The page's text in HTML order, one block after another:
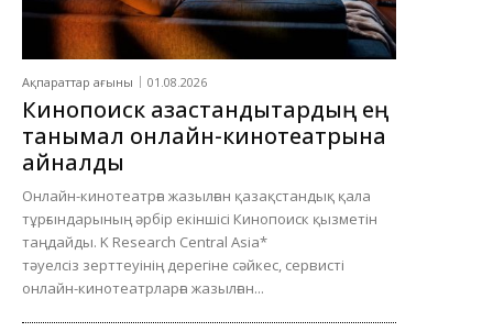
Ақпараттар ағыны 01.08.2026
Кинопоиск қазақстандықтардың ең
танымал онлайн-кинотеатрына
айналды
Онлайн-кинотеатрға жазылған қазақстандық қала
тұрғындарының әрбір екіншісі Кинопоиск қызметін
таңдайды. K Research Central Asia*
тәуелсіз зерттеуінің дерегіне сәйкес, сервисті
онлайн-кинотеатрларға жазылған...